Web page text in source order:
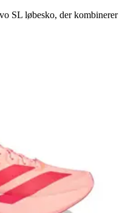
SL løbesko, der kombinerer